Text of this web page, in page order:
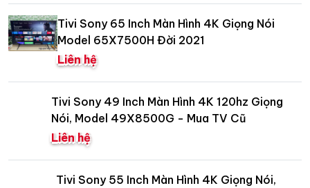
Tivi Sony 65 Inch Màn Hình 4K Giọng Nói
Model 65X7500H Đời 2021
Liên hệ
Tivi Sony 49 Inch Màn Hình 4K 120hz Giọng
Nói, Model 49X8500G - Mua TV Cũ
Liên hệ
Tivi Sony 55 Inch Màn Hình 4K Giọng Nói,